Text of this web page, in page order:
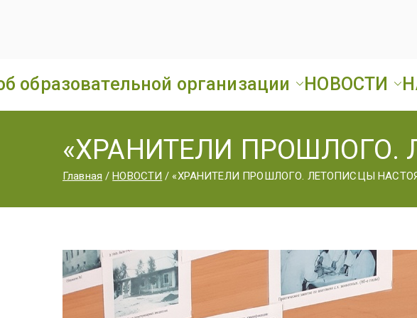
образовательной организации НОВОСТИ
«ХРАНИТЕЛИ ПРОШЛОГО.
Главная НОВОСТИ «ХРАНИТЕЛИ ПРОШЛОГО. ЛЕТОПИСЦЫ